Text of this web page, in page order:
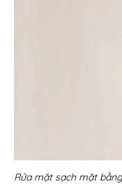
Rửa mặt sạch mặt